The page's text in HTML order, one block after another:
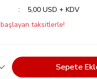
5,00 USD + KDV
taksitlerle!
Sepete